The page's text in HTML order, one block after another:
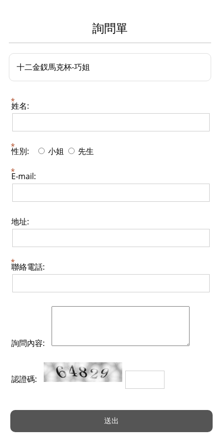
詢問單
十二金釵馬克杯-巧姐
姓名:
性別: 小姐 先生
E-mail:
地址:
聯絡電話:
詢問內容:
認證碼: